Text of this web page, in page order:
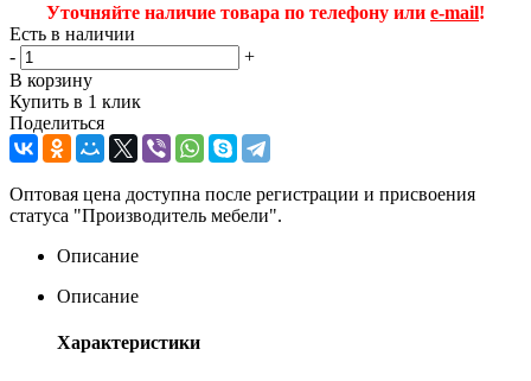
Уточняйте наличие товара по телефону или e-mail!
Есть в наличии
-
+
В корзину
Купить в 1 клик
Поделиться
Оптовая цена доступна после регистрации и присвоения
статуса "Производитель мебели".
Описание
Описание
Характеристики